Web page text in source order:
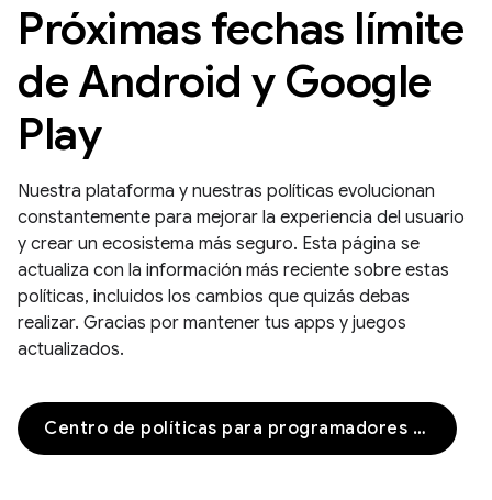
Próximas fechas límite
de Android y Google
Play
Nuestra plataforma y nuestras políticas evolucionan
constantemente para mejorar la experiencia del usuario
y crear un ecosistema más seguro. Esta página se
actualiza con la información más reciente sobre estas
políticas, incluidos los cambios que quizás debas
realizar. Gracias por mantener tus apps y juegos
actualizados.
Centro de políticas para programadores de Google Play